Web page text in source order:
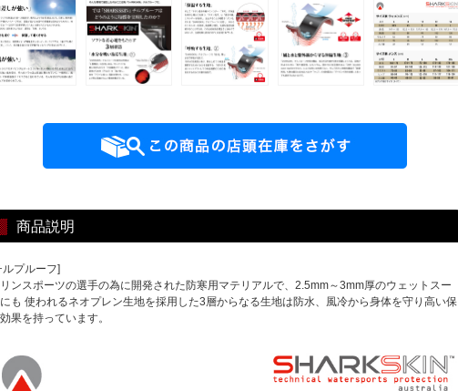
商品説明
ルプルーフ]
ンスポーツの選手の為に開発された防寒用マテリアルで、2.5mm～3mm厚のウェットスー
も 使われるネオプレン生地を採用した3層からなる生地は防水、風冷から身体を守り高い保
果を持っています。